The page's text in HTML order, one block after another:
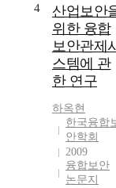
4
산업보안
위한 융합
보안관제
스템에 관
한 연구
하옥현
한국융합
안학회
2009
융합보안
논문지